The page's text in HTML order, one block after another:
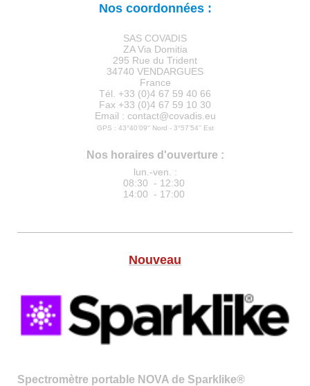
Nos coordonnées :
SAS COVADIS
ZA Via Domitia
295 Rue du Trident
34740 VENDARGUES
France
Tél. +33 (0)4 67 59 40 66
Fax +33 (0)4 67 59 10 30
Email : contact@covadis.eu
GPS : 43°40’09‘’ Nord - 3°57’54’’ Est
Nos horaires d'ouverture :
lun.-ven. :
08:30 - 12:30
14:00 - 17:00
Nouveau
Spectromètre portable NOVA de Sparklike®